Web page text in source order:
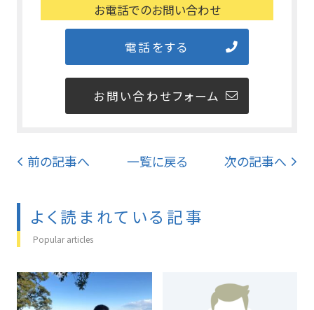
お電話でのお問い合わせ
電話をする
お問い合わせフォーム
前の記事へ 一覧に戻る 次の記事へ
よく読まれている記事
Popular articles